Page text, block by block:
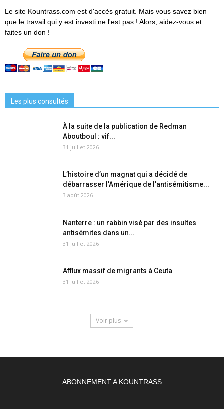
Le site Kountrass.com est d'accès gratuit. Mais vous savez bien
que le travail qui y est investi ne l'est pas ! Alors, aidez-vous et
faites un don !
Les plus consultés
À la suite de la publication de Redman
Aboutboul : vif...
31 juillet 2026
L’histoire d’un magnat qui a décidé de
débarrasser l’Amérique de l’antisémitisme...
3 août 2026
Nanterre : un rabbin visé par des insultes
antisémites dans un...
31 juillet 2026
Afflux massif de migrants à Ceuta
31 juillet 2026
Voir plus
ABONNEMENT A KOUNTRASS